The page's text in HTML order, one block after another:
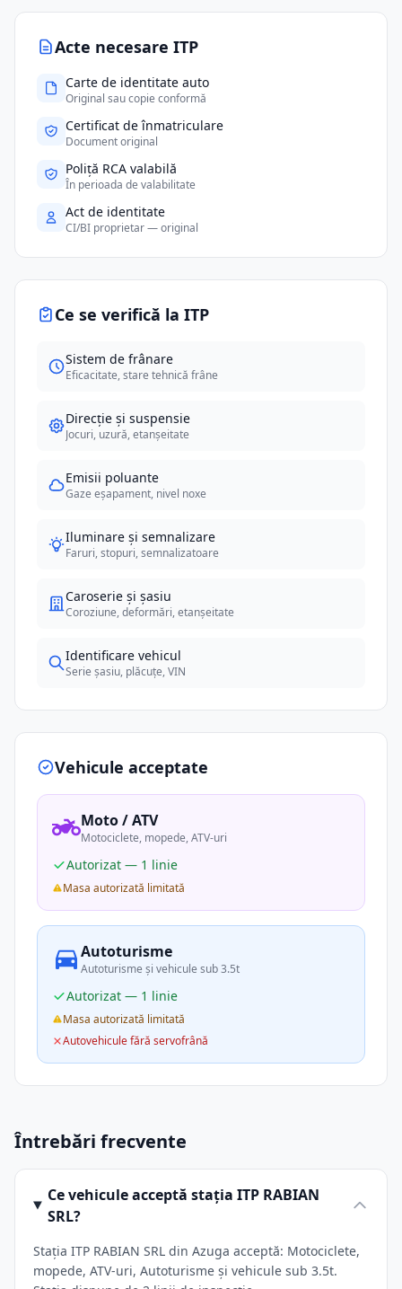
Acte necesare ITP
Carte de identitate auto
Original sau copie conformă
Certificat de înmatriculare
Document original
Poliță RCA valabilă
În perioada de valabilitate
Act de identitate
CI/BI proprietar — original
Ce se verifică la ITP
Sistem de frânare
Eficacitate, stare tehnică frâne
Direcție și suspensie
Jocuri, uzură, etanșeitate
Emisii poluante
Gaze eșapament, nivel noxe
Iluminare și semnalizare
Faruri, stopuri, semnalizatoare
Caroserie și șasiu
Coroziune, deformări, etanșeitate
Identificare vehicul
Serie șasiu, plăcuțe, VIN
Vehicule acceptate
Moto / ATV
Motociclete, mopede, ATV-uri
Autorizat — 1 linie
Masa autorizată limitată
Autoturisme
Autoturisme și vehicule sub 3.5t
Autorizat — 1 linie
Masa autorizată limitată
Autovehicule fără servofrână
Întrebări frecvente
Ce vehicule acceptă stația ITP RABIAN
SRL?
Stația ITP RABIAN SRL din Azuga acceptă: Motociclete,
mopede, ATV-uri, Autoturisme și vehicule sub 3.5t.